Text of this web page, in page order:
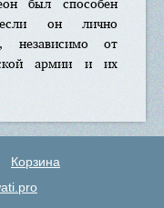
он лично
независимо от
армии и их
Корзина